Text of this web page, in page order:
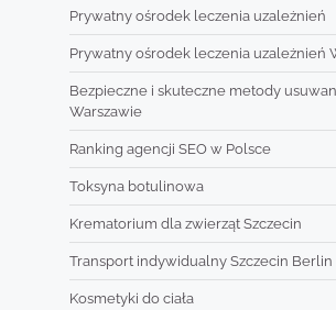
Prywatny ośrodek leczenia uzależnień
Prywatny ośrodek leczenia uzależnień
Bezpieczne i skuteczne metody
Warszawie
Ranking agencji SEO w Polsce
Toksyna botulinowa
Krematorium dla zwierząt Szczecin
Transport indywidualny Szczecin Berlin
Kosmetyki do ciała